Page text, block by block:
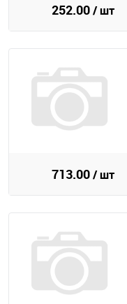
252.00/ шт
713.00/ шт